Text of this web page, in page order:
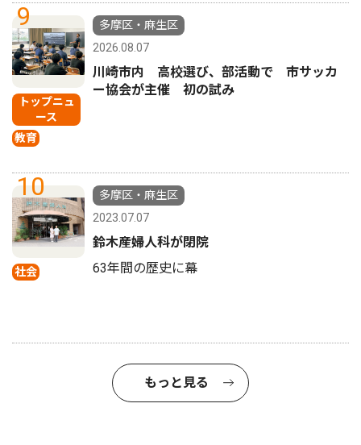
9
トップニュ
ース
教育
多摩区・麻生区
2026.08.07
川崎市内 高校選び、部活動で 市サッカ
ー協会が主催 初の試み
10
社会
多摩区・麻生区
2023.07.07
鈴木産婦人科が閉院
63年間の歴史に幕
もっと見る